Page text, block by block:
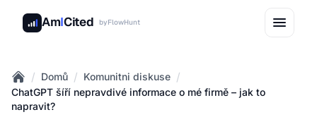
AmICited byFlowHunt
Home
/ Domů / Komunitni diskuse /
ChatGPT šíří nepravdivé informace o mé firmě – jak to
napravit?